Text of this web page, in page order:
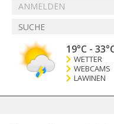
ANMELDEN
19°C -
WETTER
WEBCAMS
LAWINEN